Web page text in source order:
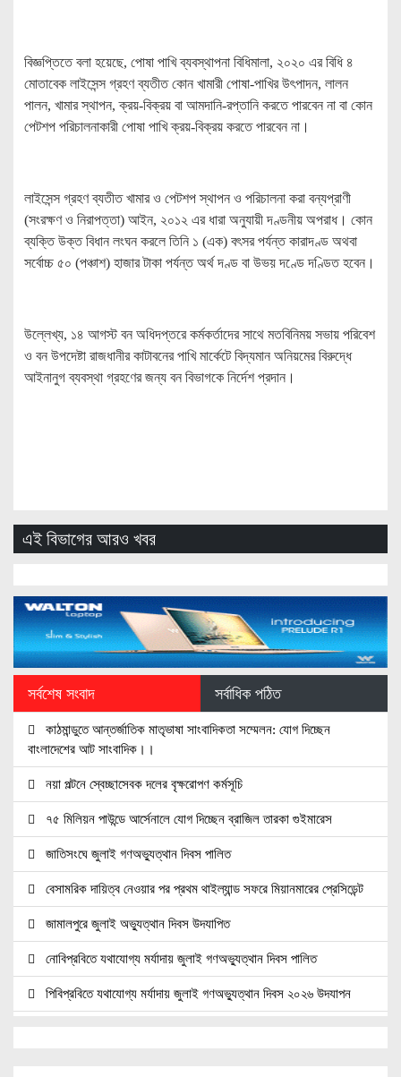
বিজ্ঞপ্তিতে বলা হয়েছে, পোষা পাখি ব্যবস্থাপনা বিধিমালা, ২০২০ এর বিধি ৪
মোতাবেক লাইসেন্স গ্রহণ ব্যতীত কোন খামারী পোষা-পাখির উৎপাদন, লালন
পালন, খামার স্থাপন, ক্রয়-বিক্রয় বা আমদানি-রপ্তানি করতে পারবেন না বা কোন
পেটশপ পরিচালনাকারী পোষা পাখি ক্রয়-বিক্রয় করতে পারবেন না।
লাইসেন্স গ্রহণ ব্যতীত খামার ও পেটশপ স্থাপন ও পরিচালনা করা বন্যপ্রাণী
(সংরক্ষণ ও নিরাপত্তা) আইন, ২০১২ এর ধারা অনুযায়ী দণ্ডনীয় অপরাধ। কোন
ব্যক্তি উক্ত বিধান লংঘন করলে তিনি ১ (এক) বৎসর পর্যন্ত কারাদণ্ড অথবা
সর্বোচ্চ ৫০ (পঞ্চাশ) হাজার টাকা পর্যন্ত অর্থ দণ্ড বা উভয় দণ্ডে দণ্ডিত হবেন।
উল্লেখ্য, ১৪ আগস্ট বন অধিদপ্তরে কর্মকর্তাদের সাথে মতবিনিময় সভায় পরিবেশ
ও বন উপদেষ্টা রাজধানীর কাটাবনের পাখি মার্কেটে বিদ্যমান অনিয়মের বিরুদ্ধে
আইনানুগ ব্যবস্থা গ্রহণের জন্য বন বিভাগকে নির্দেশ প্রদান।
এই বিভাগের আরও খবর
সর্বশেষ সংবাদ সর্বাধিক পঠিত
কাঠমান্ডুতে আন্তর্জাতিক মাতৃভাষা সাংবাদিকতা সম্মেলন: যোগ দিচ্ছেন
বাংলাদেশের আট সাংবাদিক।।
নয়া পল্টনে স্বেচ্ছাসেবক দলের বৃক্ষরোপণ কর্মসূচি
৭৫ মিলিয়ন পাউন্ডে আর্সেনালে যোগ দিচ্ছেন ব্রাজিল তারকা গুইমারেস
জাতিসংঘে জুলাই গণঅভ্যুত্থান দিবস পালিত
বেসামরিক দায়িত্ব নেওয়ার পর প্রথম থাইল্যান্ড সফরে মিয়ানমারের প্রেসিডেন্ট
জামালপুরে জুলাই অভ্যুত্থান দিবস উদযাপিত
নোবিপ্রবিতে যথাযোগ্য মর্যাদায় জুলাই গণঅভ্যুত্থান দিবস পালিত
পিবিপ্রবিতে যথাযোগ্য মর্যাদায় জুলাই গণঅভ্যুত্থান দিবস ২০২৬ উদযাপন